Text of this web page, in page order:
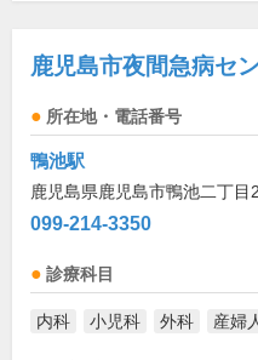
鹿児島市夜間急病セ
所在地・電話番号
鴨池駅
鹿児島県鹿児島市鴨池二丁目
099-214-3350
診療科目
内科 小児科 外科 産婦